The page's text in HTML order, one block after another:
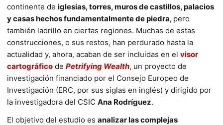
continente de iglesias, torres, muros de castillos, palacios
y casas hechos fundamentalmente de piedra, pero
también ladrillo en ciertas regiones. Muchas de estas
construcciones, o sus restos, han perdurado hasta la
actualidad y, ahora, acaban de ser incluidas en el visor
cartográfico de Petrifying Wealth, un proyecto de
investigación financiado por el Consejo Europeo de
Investigación (ERC, por sus siglas en inglés) y dirigido por
la investigadora del CSIC Ana Rodríguez.
El objetivo del estudio es analizar las complejas